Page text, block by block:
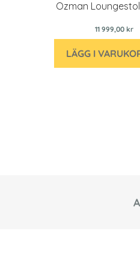
Ozman
11 999,00 kr
LÄGG I